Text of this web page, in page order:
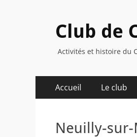
Club de
Activités et histoire du
Menu
principal
Accueil Le club
Neuilly-sur-